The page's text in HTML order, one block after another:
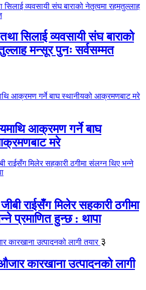
सिलाई व्यवसायी संघ बाराको
मन्सूर पुनः सर्वसम्मत
आक्रमण गर्ने बाघ
मरे
राईसँग मिलेर सहकारी ठगीमा
प्रमाणित हुन्छ : थापा
३
कारखाना उत्पादनको लागी